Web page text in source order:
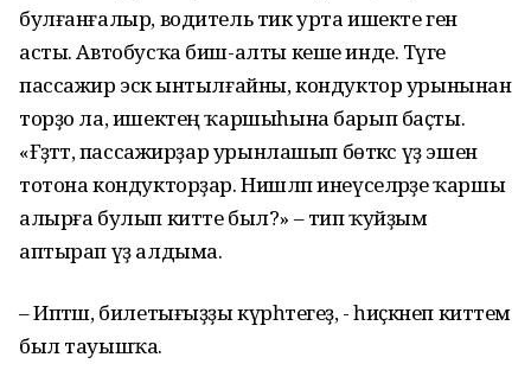
булғанғалыр, водитель тик урта ишекте генә
асты. Автобусҡа биш-алты кеше инде. Тәүге
пассажир эскә ынтыл­ғайны, кондуктор урынынан
торҙо ла, ишектең ҡаршыһына барып баҫты.
«Ғәҙәттә, пассажирҙар урынлашып бөткәс үҙ эшенә
тотона кондукторҙар. Нишләп инеүселәрҙе ҡаршы
алырға булып китте был?» – тип ҡуйҙым
аптырап үҙ алдыма.
– Иптәш, билетығыҙҙы күрһәтегеҙ, - һиҫкәнеп киттем
был тауышҡа.